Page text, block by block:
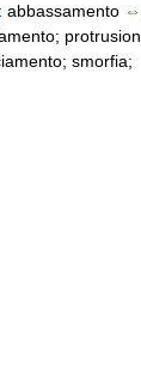
: abbassamento ⇔
smorfia;